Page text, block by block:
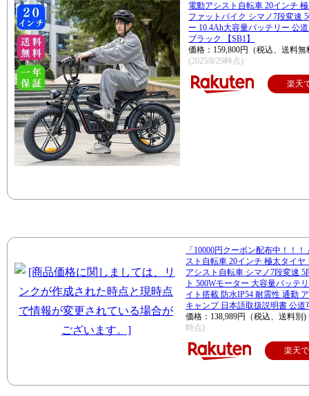
電動アシスト自転車 20インチ
ファットバイク シマノ7段変速
ー 10.4Ah大容量バッテリー 公
ブラック 【SB1】
価格：159,800円（税込、送料無
(2025/8/29時点)
楽天
「10000円クーポン配布中！！
スト自転車 20インチ 極太タイヤ
アシスト自転車 シマノ7段変速 5
ト 500Wモーター 大容量バッテ
イト搭載 防水IP54 耐震性 通勤
キャンプ 日本語取扱説明書 公道
価格：138,989円（税込、送料別)
時点)
楽天